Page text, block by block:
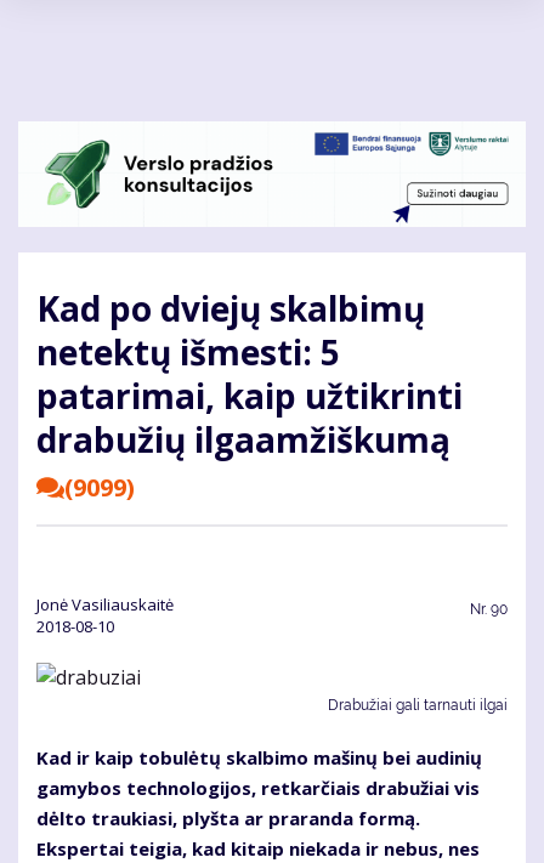
Kad po dviejų skalbimų
netektų išmesti: 5
patarimai, kaip užtikrinti
drabužių ilgaamžiškumą
(9099)
Jonė Vasiliauskaitė
2018-08-10
Nr. 90
Drabužiai gali tarnauti ilgai
Kad ir kaip tobulėtų skalbimo mašinų bei audinių
gamybos technologijos, retkarčiais drabužiai vis
dėlto traukiasi, plyšta ar praranda formą.
Ekspertai teigia, kad kitaip niekada ir nebus, nes